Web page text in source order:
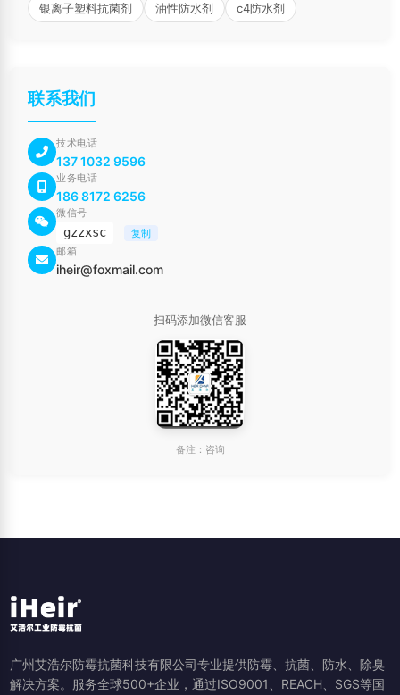
银离子塑料抗菌剂
油性防水剂 c4防水剂
联系我们
技术电话
137 1032 9596
业务电话
186 8172 6256
微信号
gzzxsc
复制
邮箱
iheir@foxmail.com
扫码添加微信客服
备注：咨询
广州艾浩尔防霉抗菌科技有限公司专业提供防霉、抗菌、防水、除臭
解决方案。服务全球500+企业，通过ISO9001、REACH、SGS等国